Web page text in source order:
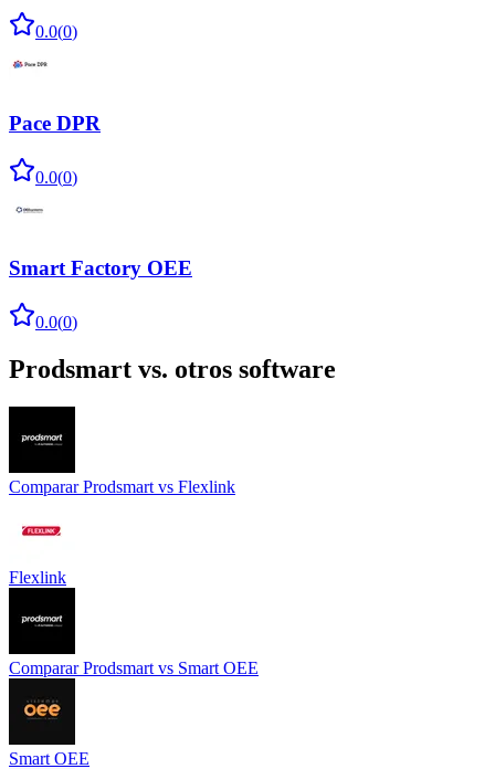
0.0(0)
Pace DPR
0.0(0)
Smart Factory OEE
0.0(0)
Prodsmart vs. otros software
Comparar Prodsmart vs Flexlink
Flexlink
Comparar Prodsmart vs Smart OEE
Smart OEE